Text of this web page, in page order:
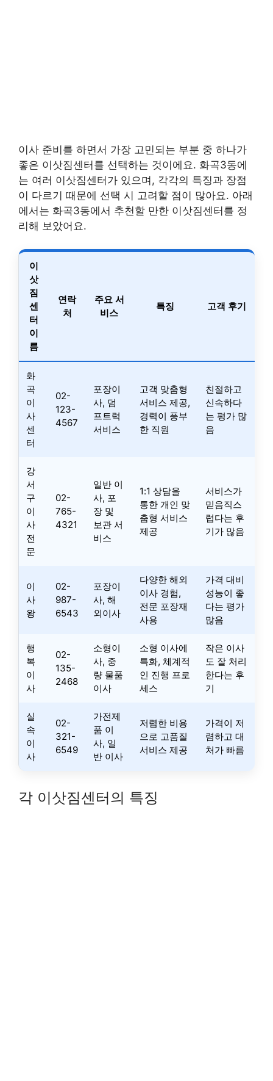
이사 준비를 하면서 가장 고민되는 부분 중 하나가
좋은 이삿짐센터를 선택하는 것이에요. 화곡3동에
는 여러 이삿짐센터가 있으며, 각각의 특징과 장점
이 다르기 때문에 선택 시 고려할 점이 많아요. 아래
에서는 화곡3동에서 추천할 만한 이삿짐센터를 정
리해 보았어요.
이
삿
짐
센
터
이
름
연락
처
주요 서
비스
특징 고객 후기
화
곡
이
사
센
터
02-
123-
4567
포장이
사, 덤
프트럭
서비스
고객 맞춤형
서비스 제공,
경력이 풍부
한 직원
친절하고
신속하다
는 평가 많
음
강
서
구
이
사
전
문
02-
765-
4321
일반 이
사, 포
장 및
보관 서
비스
1:1 상담을
통한 개인 맞
춤형 서비스
제공
서비스가
믿음직스
럽다는 후
기가 많음
이
사
왕
02-
987-
6543
포장이
사, 해
외이사
다양한 해외
이사 경험,
전문 포장재
사용
가격 대비
성능이 좋
다는 평가
많음
행
복
이
사
02-
135-
2468
소형이
사, 중
량 물품
이사
소형 이사에
특화, 체계적
인 진행 프로
세스
작은 이사
도 잘 처리
한다는 후
기
실
속
이
사
02-
321-
6549
가전제
품 이
사, 일
반 이사
저렴한 비용
으로 고품질
서비스 제공
가격이 저
렴하고 대
처가 빠름
각 이삿짐센터의 특징